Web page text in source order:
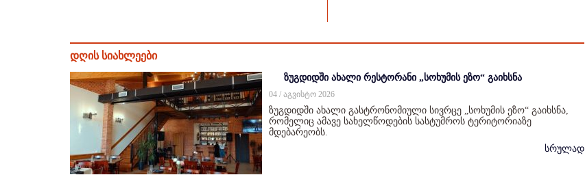
დღის სიახლეები
ზუგდიდში ახალი რესტორანი „სოხუმის ეზო“ გაიხსნა
04 / აგვისტო 2026
ზუგდიდში ახალი გასტრონომიული სივრცე „სოხუმის ეზო“ გაიხსნა,
რომელიც ამავე სახელწოდების სასტუმროს ტერიტორიაზე
მდებარეობს.
სრულად